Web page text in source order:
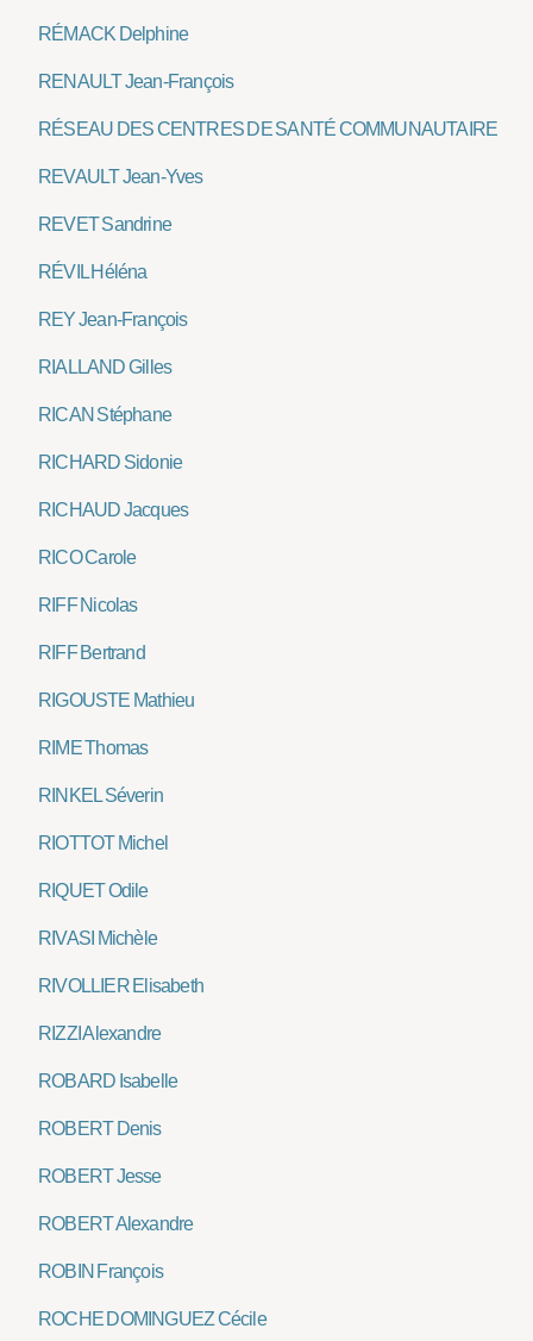
RÉMACK Delphine
RENAULT Jean-François
RÉSEAU DES CENTRES DE SANTÉ COMMUNAUTAIRE
REVAULT Jean-Yves
REVET Sandrine
RÉVIL Héléna
REY Jean-François
RIALLAND Gilles
RICAN Stéphane
RICHARD Sidonie
RICHAUD Jacques
RICO Carole
RIFF Nicolas
RIFF Bertrand
RIGOUSTE Mathieu
RIME Thomas
RINKEL Séverin
RIOTTOT Michel
RIQUET Odile
RIVASI Michèle
RIVOLLIER Elisabeth
RIZZI Alexandre
ROBARD Isabelle
ROBERT Denis
ROBERT Jesse
ROBERT Alexandre
ROBIN François
ROCHE DOMINGUEZ Cécile